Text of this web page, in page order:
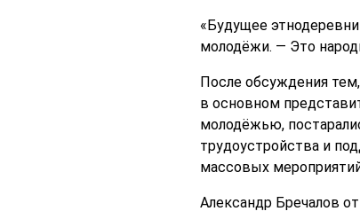
«Будущее
молодёжи. — Это
После обсуждения
в основном
молодёжью,
трудоустройства и
массовых
Александр Бречалов